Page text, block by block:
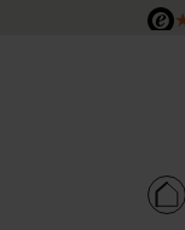
Hauptinhalt
Zur Suche springen
Zur